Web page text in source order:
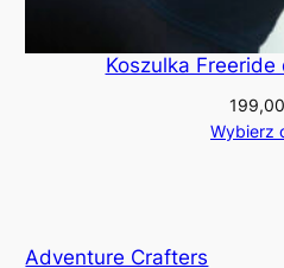
Koszulka Freeride
199,00
Wybierz
Adventure Crafters